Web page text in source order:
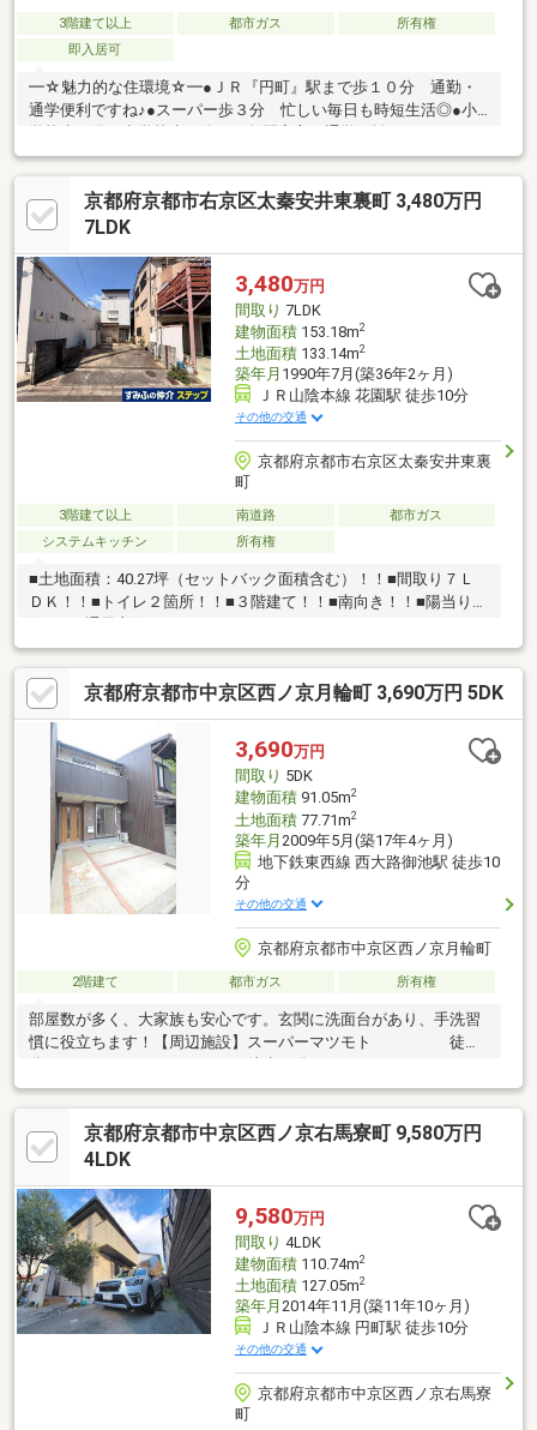
3階建て以上 都市ガス
所有権
即入居可
━☆魅力的な住環境☆━●ＪＲ『円町』駅まで歩１０分 通勤・
通学便利ですね♪●スーパー歩３分 忙しい毎日も時短生活◎●小
～・ ━☆魅力的なまどり☆━●和洋室を取り揃えたおうち●キ
ッチンが２か所完備 ２世帯住宅としてもいかが？●水回りが２
階にまとまっており、 家事動線楽々です！●季節物収納可能な
ロフト付き●通行人の視線軽減２階リビング♪ etc～・～・【リフ
ームもお受けいたします♪ お気軽にお問い合わせください！
京都府京都市右京区太秦安井東裏町 3,480万円
7LDK
3,480万円
間取り 7LDK
建物面積153.18m2
土地面積133.14m2
築年月 1990年7月(築36年2ヶ月)
ＪＲ山陰本線 花園駅 徒歩10分
その他の交通
京都府京都市右京区太秦安井東裏
町
3階建て以上 南道路
都市ガス
システムキッチン
所有権
■土地面積：40.27坪（セットバック面積含む）！！■間取り７Ｌ
ＤＫ！！■トイレ２箇所！！■３階建て！！■南向き！！■陽当り良
京都府京都市中京区西ノ京月輪町 3,690万円 5DK
3,690万円
間取り 5DK
建物面積91.05m2
土地面積77.71m2
築年月 2009年5月(築17年4ヶ月)
地下鉄東西線 西大路御池駅 徒歩10
分
その他の交通
京都府京都市中京区西ノ京月輪町
2階建て 都市ガス 所有権
部屋数が多く、大家族も安心です。玄関に洗面台があり、手洗習
慣に役立ちます！【周辺施設】スーパーマツモト 徒歩3
ト 徒歩4分セブンイレブン 徒歩5分ドラッ
グコスモス 徒歩8分ダイソー 徒歩5
分郵便局 徒歩7分
京都府京都市中京区西ノ京右馬寮町 9,580万円
4LDK
9,580万円
間取り 4LDK
建物面積110.74m2
土地面積127.05m2
築年月 2014年11月(築11年10ヶ月)
ＪＲ山陰本線 円町駅 徒歩10分
その他の交通
京都府京都市中京区西ノ京右馬寮
町